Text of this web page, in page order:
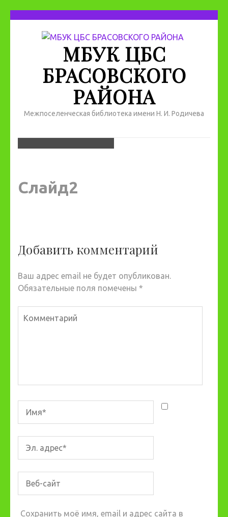
МБУК ЦБС
БРАСОВСКОГО
РАЙОНА
Межпоселенческая библиотека имени Н. И. Родичева
Слайд2
Добавить комментарий
Ваш адрес email не будет опубликован.
Обязательные поля помечены *
Сохранить моё имя, email и адрес сайта в